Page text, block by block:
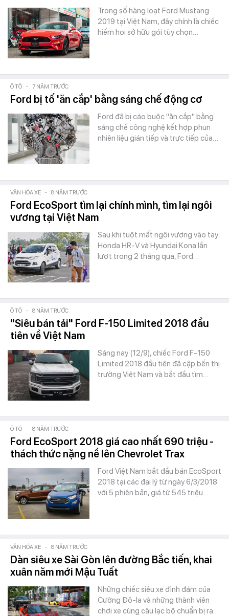
Trong số hàng loạt Ford Mustang
2019 tại Việt Nam, đây chính là chiếc
hiếm hoi sở hữu gói tùy chọn…
Ô TÔ - 7 NĂM TRƯỚC
Ford bị tố 'ăn cắp' bằng sáng chế động cơ
Ford đã bị cáo buộc "ăn cắp" bằng
sáng chế công nghệ kết hợp phun
nhiên liệu gián tiếp và trực tiếp của…
VĂN HÓA XE - 8 NĂM TRƯỚC
Ford EcoSport tìm lại chính mình, tìm lại ngôi
vương tại Việt Nam
Sau khi tuột mất ngôi vương vào tay
Honda HR-V và Hyundai Kona lần
lượt trong 2 tháng qua, Ford…
Ô TÔ - 8 NĂM TRƯỚC
"Siêu bán tải" Ford F-150 Limited 2018 đầu
tiên về Việt Nam
Sáng nay (12/9), chiếc Ford F-150
Limited 2018 đầu tiên đã cập bến thị
trường Việt Nam và bắt đầu tìm…
Ô TÔ - 8 NĂM TRƯỚC
Ford EcoSport 2018 giá cao nhất 690 triệu -
thách thức nặng nề lên Chevrolet Trax
Ford Việt Nam bắt đầu bán EcoSport
2018 tại các đại lý từ ngày 6/3/2018
với 5 phiên bản, giá từ 545 triệu…
VĂN HÓA XE - 8 NĂM TRƯỚC
Dàn siêu xe Sài Gòn lên đường Bắc tiến, khai
xuân năm mới Mậu Tuất
Những chiếc siêu xe đình đám của
Cường Đô-la và những thành viên
chơi xe cùng câu lạc bộ chuẩn bị ra…